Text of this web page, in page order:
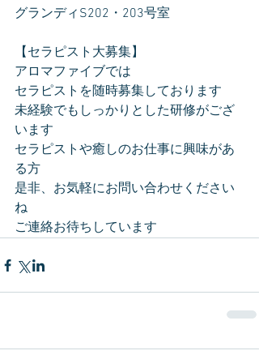
グランディS202・203号室
【セラピスト大募集】
アロマファイブでは
セラピストを随時募集しております
未経験でもしっかりとした研修がござ
います
セラピストや癒しのお仕事に興味があ
る方
是非、お気軽にお問い合わせください
ね
ご連絡お待ちしています